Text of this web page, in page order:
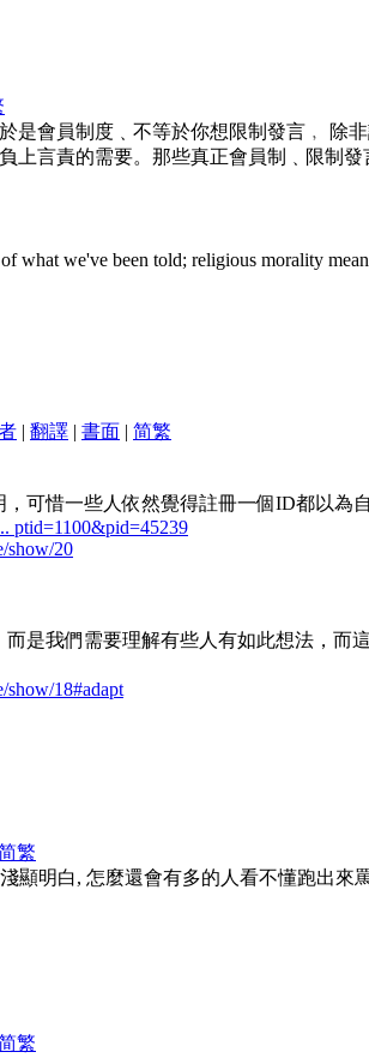
是會員制度﹑不等於你想限制發言﹐
上言責的需要。那些真正會員制﹑限制
what we've been told; religious morality
| 翻譯 | 書面 | 简繁
可惜一些人依然覺得註冊一個ID都以為
ptid=1100&pid=45239
show/20
是我們需要理解有些人有如此想法，而
show/18#adapt
繁
顯明白, 怎麼還會有多的人看不懂跑出來
繁